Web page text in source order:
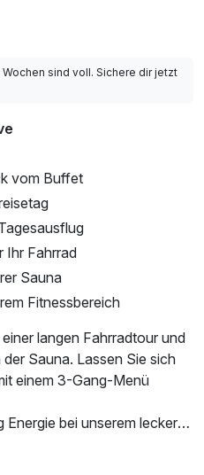
sind voll. Sichere dir jetzt
vom Buffet
Ihr Fahrrad
Sauna
Fitnessbereich
langen Fahrradtour und
Sauna. Lassen Sie sich
einem 3-Gang-Menü
bei unserem leckeren
sich auf Ihrem nächsten
schmecken. Wir